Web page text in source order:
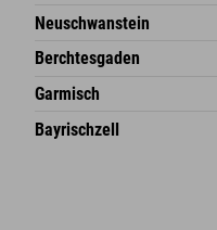
An der Breitach 3
Deutschland
Neuschwanstein
An der Riese 45
87484 Nesselwang im Allgäu
Deutschland
Berchtesgaden
Hofreitstr. 7
Deutschland
Garmisch
Frickenstraße 22
82490 Farchant
Bayrischzell